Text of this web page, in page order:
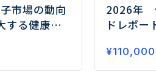
市場の動向
する健康需
2026年
ドレポー
ア、グミ
読み解く
¥110,000